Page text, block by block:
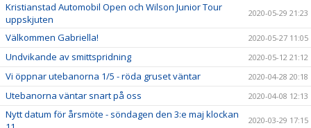
Kristianstad Automobil Open och Wilson Junior Tour
uppskjuten
2020-05-29 21:23
Välkommen Gabriella! 2020-05-27 11:05
Undvikande av smittspridning 2020-05-12 21:12
Vi öppnar utebanorna 1/5 - röda gruset väntar 2020-04-28 20:18
Utebanorna väntar snart på oss 2020-04-08 12:13
Nytt datum för årsmöte - söndagen den 3:e maj klockan
2020-03-29 17:15